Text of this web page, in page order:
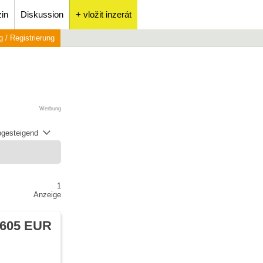
Diskussion + vložit inzerát
/ Registrierung
Werbung
1
Anzeige
EUR